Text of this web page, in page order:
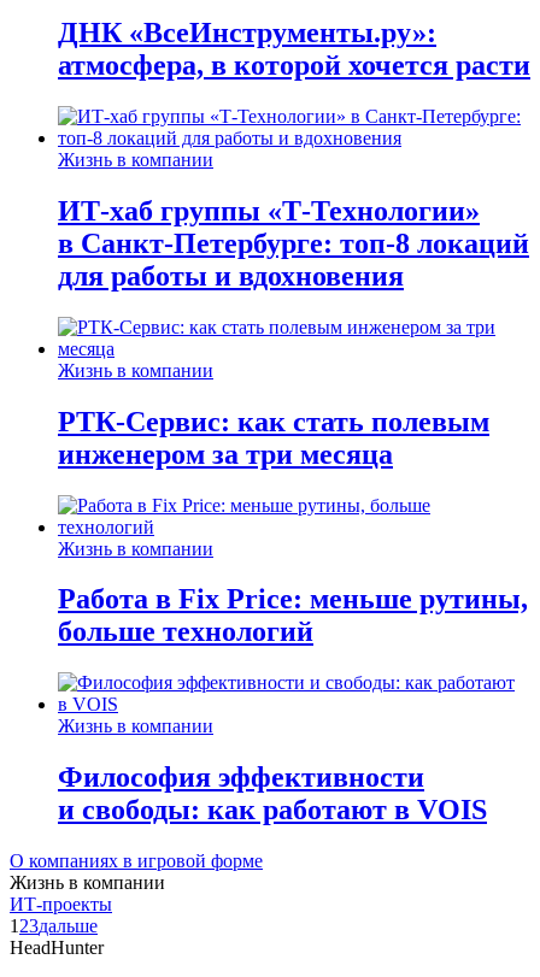
ДНК «ВсеИнструменты.ру»:
атмосфера, в которой хочется расти
Жизнь в компании
ИТ-хаб группы «Т-Технологии»
в Санкт-Петербурге: топ-8 локаций
для работы и вдохновения
Жизнь в компании
РТК-Сервис: как стать полевым
инженером за три месяца
Жизнь в компании
Работа в Fix Price: меньше рутины,
больше технологий
Жизнь в компании
Философия эффективности
и свободы: как работают в VOIS
О компаниях в игровой форме
Жизнь в компании
ИТ-проекты
1 23дальше
HeadHunter